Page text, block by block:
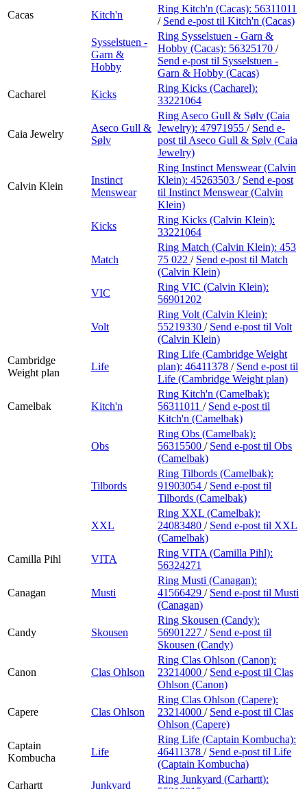
Cacas
Kitch'n
Ring Kitch'n (Cacas): 56311011
/ Send e-post til Kitch'n (Cacas)
Sysselstuen -
Garn &
Hobby
Ring Sysselstuen - Garn &
Hobby (Cacas): 56325170 /
Send e-post til Sysselstuen -
Garn & Hobby (Cacas)
Cacharel
Kicks
Ring Kicks (Cacharel):
33221064
Caia Jewelry
Aseco Gull &
Sølv
Ring Aseco Gull & Sølv (Caia
Jewelry): 47971955 / Send e-
post til Aseco Gull & Sølv (Caia
Jewelry)
Calvin Klein
Instinct
Menswear
Ring Instinct Menswear (Calvin
Klein): 45263503 / Send e-post
til Instinct Menswear (Calvin
Klein)
Kicks
Ring Kicks (Calvin Klein):
33221064
Match
Ring Match (Calvin Klein): 453
75 022 / Send e-post til Match
(Calvin Klein)
VIC
Ring VIC (Calvin Klein):
56901202
Volt
Ring Volt (Calvin Klein):
55219330 / Send e-post til Volt
(Calvin Klein)
Cambridge
Weight plan
Life
Ring Life (Cambridge Weight
plan): 46411378 / Send e-post til
Life (Cambridge Weight plan)
Camelbak Kitch'n
Ring Kitch'n (Camelbak):
56311011 / Send e-post til
Kitch'n (Camelbak)
Obs
Ring Obs (Camelbak):
56315500 / Send e-post til Obs
(Camelbak)
Tilbords
Ring Tilbords (Camelbak):
91903054 / Send e-post til
Tilbords (Camelbak)
XXL
Ring XXL (Camelbak):
24083480 / Send e-post til XXL
(Camelbak)
Camilla Pihl
VITA
Ring VITA (Camilla Pihl):
56324271
Canagan Musti
Ring Musti (Canagan):
41566429 / Send e-post til Musti
(Canagan)
Candy Skousen
Ring Skousen (Candy):
56901227 / Send e-post til
Skousen (Candy)
Canon Clas Ohlson
Ring Clas Ohlson (Canon):
23214000 / Send e-post til Clas
Ohlson (Canon)
Capere Clas Ohlson
Ring Clas Ohlson (Capere):
23214000 / Send e-post til Clas
Ohlson (Capere)
Captain
Kombucha
Life
Ring Life (Captain Kombucha):
46411378 / Send e-post til Life
(Captain Kombucha)
Carhartt
Junkyard
Ring Junkyard (Carhartt):